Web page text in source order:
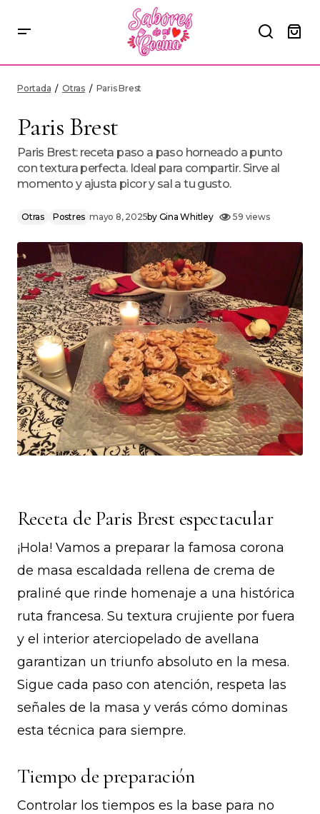
Portada Otras Paris Brest
Paris Brest
Paris Brest: receta paso a paso horneado a punto
con textura perfecta. Ideal para compartir. Sirve al
momento y ajusta picor y sal a tu gusto.
Otras Postres mayo 8, 2025by Gina Whitley 59 views
Receta de Paris Brest espectacular
¡Hola! Vamos a preparar la famosa corona
de masa escaldada rellena de crema de
praliné que rinde homenaje a una histórica
ruta francesa. Su textura crujiente por fuera
y el interior aterciopelado de avellana
garantizan un triunfo absoluto en la mesa.
Sigue cada paso con atención, respeta las
señales de la masa y verás cómo dominas
esta técnica para siempre.
Tiempo de preparación
Controlar los tiempos es la base para no